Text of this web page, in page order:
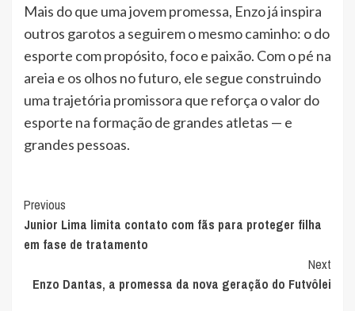
Mais do que uma jovem promessa, Enzo já inspira
outros garotos a seguirem o mesmo caminho: o do
esporte com propósito, foco e paixão. Com o pé na
areia e os olhos no futuro, ele segue construindo
uma trajetória promissora que reforça o valor do
esporte na formação de grandes atletas — e
grandes pessoas.
Post
Navigation
Previous
Junior Lima limita contato com fãs para proteger filha
em fase de tratamento
Next
Enzo Dantas, a promessa da nova geração do Futvôlei